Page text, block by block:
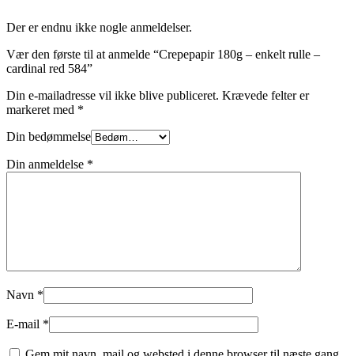
Der er endnu ikke nogle anmeldelser.
Vær den første til at anmelde “Crepepapir 180g – enkelt rulle –
cardinal red 584”
Din e-mailadresse vil ikke blive publiceret. Krævede felter er
markeret med *
Din bedømmelse
Din anmeldelse *
Navn *
E-mail *